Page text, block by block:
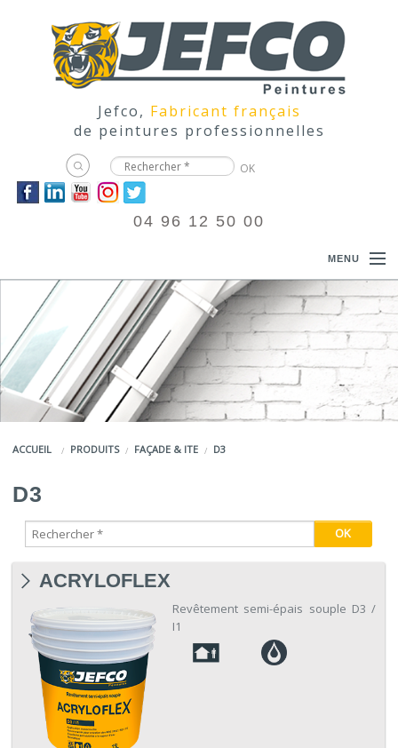
Jefco, Fabricant français
de peintures professionnelles
04 96 12 50 00
MENU
ACCUEIL
PRODUITS
DOCUMENTATIONS
COULEURS
LA MARQUE JEFCO®
ACCUEIL PRODUITS FAÇADE & ITE D3
D3
ACRYLOFLEX
Revêtement semi-épais souple D3 /
I1